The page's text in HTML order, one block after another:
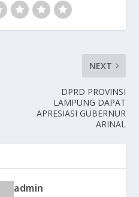
NEXT
DPRD PROVINSI
LAMPUNG DAPAT
APRESIASI GUBERNUR
ARINAL
admin